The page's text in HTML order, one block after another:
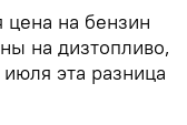
на бензин
на дизтопливо,
эта разница